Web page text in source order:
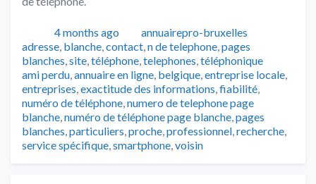
Publié
4 months ago Auteur
annuairepro-bruxelles
adresse, blanche,contact,n de telephone,pages
blanches,site,téléphone,telephones,téléphonique
ami perdu,annuaire en ligne, belgique,entreprise locale,
entreprises,exactitude des informations,fiabilité,
numéro de téléphone,numero de telephone page
blanche,numéro de téléphone page blanche,pages
blanches,particuliers,proche,professionnel,recherche,
service spécifique,smartphone,voisin